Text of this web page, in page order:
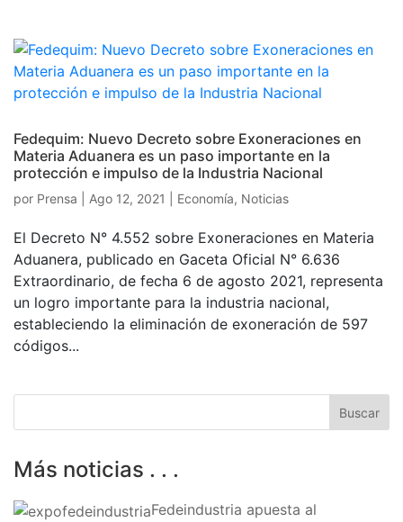
Fedequim: Nuevo Decreto sobre Exoneraciones en
Materia Aduanera es un paso importante en la
protección e impulso de la Industria Nacional
por Prensa Ago 12, 2021 Economía, Noticias
El Decreto N° 4.552 sobre Exoneraciones en Materia
Aduanera, publicado en Gaceta Oficial N° 6.636
Extraordinario, de fecha 6 de agosto 2021, representa
un logro importante para la industria nacional,
estableciendo la eliminación de exoneración de 597
códigos...
Más noticias . . .
Fedeindustria apuesta al